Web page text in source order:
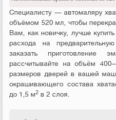
Специалисту — автомаляру
объёмом 520 мл, чтобы
Вам, как новичку, лучше
расхода на
заказать приготовление
рассчитывайте на объём
размеров дверей в вашей
окрашивающего состава
до 1,5 м2 в 2 слоя.